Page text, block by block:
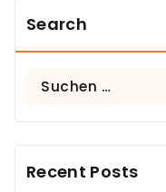
Search
Suchen
Recent Posts